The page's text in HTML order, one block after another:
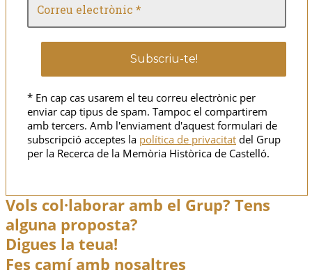
* En cap cas usarem el teu correu electrònic per
enviar cap tipus de spam. Tampoc el compartirem
amb tercers. Amb l'enviament d'aquest formulari de
subscripció acceptes la política de privacitat del Grup
per la Recerca de la Memòria Històrica de Castelló.
Vols col·laborar amb el Grup? Tens
alguna proposta?
Digues la teua!
Fes camí amb nosaltres